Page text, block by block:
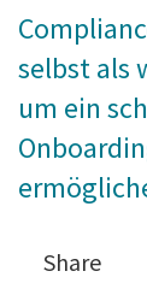
selbst als
um ein
Share